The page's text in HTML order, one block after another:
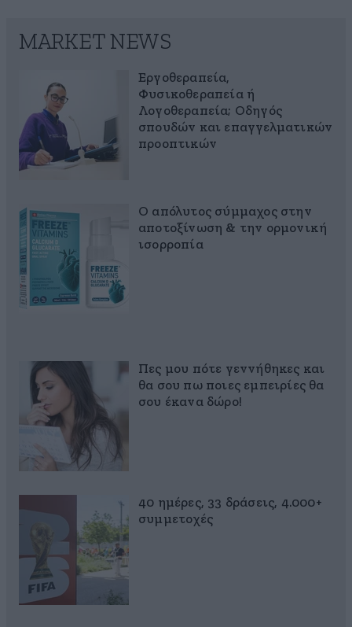
MARKET NEWS
Εργοθεραπεία,
Φυσικοθεραπεία ή
Λογοθεραπεία; Οδηγός
σπουδών και επαγγελματικών
προοπτικών
Ο απόλυτος σύμμαχος στην
αποτοξίνωση & την ορμονική
ισορροπία
Πες μου πότε γεννήθηκες και
θα σου πω ποιες εμπειρίες θα
σου έκανα δώρο!
40 ημέρες, 33 δράσεις, 4.000+
συμμετοχές